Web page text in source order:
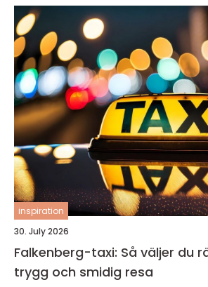
inspiration
30. July 2026
Falkenberg-taxi: Så väljer du
trygg och smidig resa